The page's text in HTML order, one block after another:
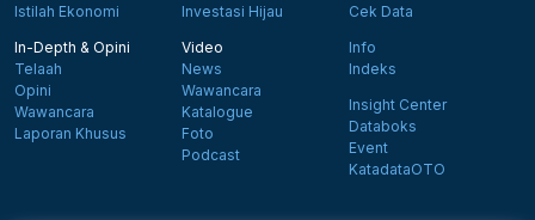
Istilah Ekonomi
Investasi Hijau
Cek Data
In-Depth & Opini
Telaah
Opini
Wawancara
Laporan Khusus
Video
News
Wawancara
Katalogue
Foto
Podcast
Info
Indeks
Insight Center
Databoks
Event
KatadataOTO